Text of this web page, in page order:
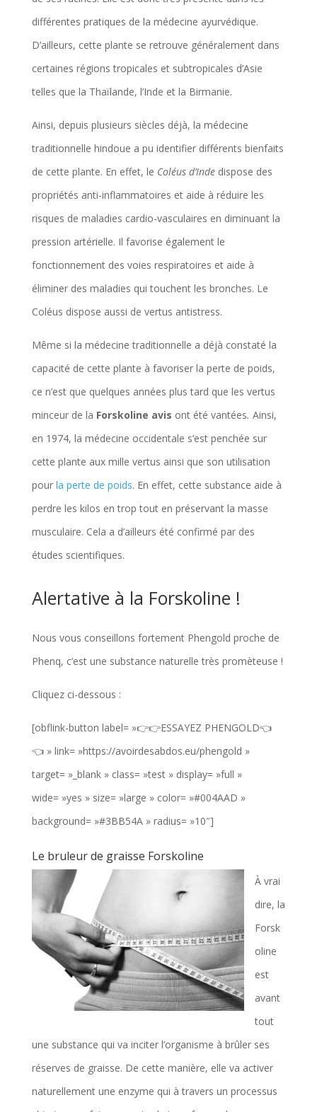
différentes pratiques de la médecine ayurvédique.
D’ailleurs, cette plante se retrouve généralement dans
certaines régions tropicales et subtropicales d’Asie
telles que la Thaïlande, l’Inde et la Birmanie.
Ainsi, depuis plusieurs siècles déjà, la médecine
traditionnelle hindoue a pu identifier différents bienfaits
de cette plante. En effet, le Coléus d’Indedispose des
propriétés anti-inflammatoires et aide à réduire les
risques de maladies cardio-vasculaires en diminuant la
pression artérielle. Il favorise également le
fonctionnement des voies respiratoires et aide à
éliminer des maladies qui touchent les bronches. Le
Coléus dispose aussi de vertus antistress.
Même si la médecine traditionnelle a déjà constaté la
capacité de cette plante à favoriser la perte de poids,
ce n’est que quelques années plus tard que les vertus
minceur de la Forskoline avis ont été vantées. Ainsi,
en 1974, la médecine occidentale s’est penchée sur
cette plante aux mille vertus ainsi que son utilisation
pour la perte de poids. En effet, cette substance aide à
perdre les kilos en trop tout en préservant la masse
musculaire. Cela a d’ailleurs été confirmé par des
études scientifiques.
Alertative à la Forskoline !
Nous vous conseillons fortement Phengold proche de
Phenq, c’est une substance naturelle très promèteuse !
Cliquez ci-dessous :
[obflink-button label= »👉👉ESSAYEZ PHENGOLD👈
👈 » link= »https://avoirdesabdos.eu/phengold »
target= »_blank » class= »test » display= »full »
wide= »yes » size= »large » color= »#004AAD »
background= »#3BB54A » radius= »10″]
Le bruleur de graisse Forskoline
À vrai
dire, la
Forsk
oline
est
avant
tout
une substance qui va inciter l’organisme à brûler ses
réserves de graisse. De cette manière, elle va activer
naturellement une enzyme qui à travers un processus